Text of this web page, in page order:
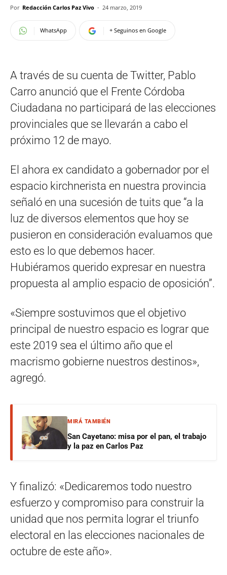
Por Redacción Carlos Paz Vivo - 24 marzo, 2019
WhatsApp + Seguinos en Google
A través de su cuenta de Twitter, Pablo
Carro anunció que el Frente Córdoba
Ciudadana no participará de las elecciones
provinciales que se llevarán a cabo el
próximo 12 de mayo.
El ahora ex candidato a gobernador por el
espacio kirchnerista en nuestra provincia
señaló en una sucesión de tuits que “a la
luz de diversos elementos que hoy se
pusieron en consideración evaluamos que
esto es lo que debemos hacer.
Hubiéramos querido expresar en nuestra
propuesta al amplio espacio de oposición”.
«Siempre sostuvimos que el objetivo
principal de nuestro espacio es lograr que
este 2019 sea el último año que el
macrismo gobierne nuestros destinos»,
agregó.
MIRÁ TAMBIÉN
San Cayetano: misa por el pan, el trabajo
y la paz en Carlos Paz
Y finalizó: «Dedicaremos todo nuestro
esfuerzo y compromiso para construir la
unidad que nos permita lograr el triunfo
electoral en las elecciones nacionales de
octubre de este año».